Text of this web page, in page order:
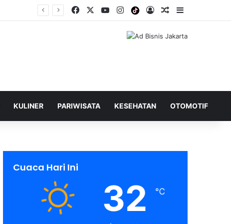
Facebook YouTubeInstagramTiktokLog InShuffle Berita
KULINER PARIWISATA KESEHATAN OTOMOTIF
Cuaca Hari Ini
32 ℃